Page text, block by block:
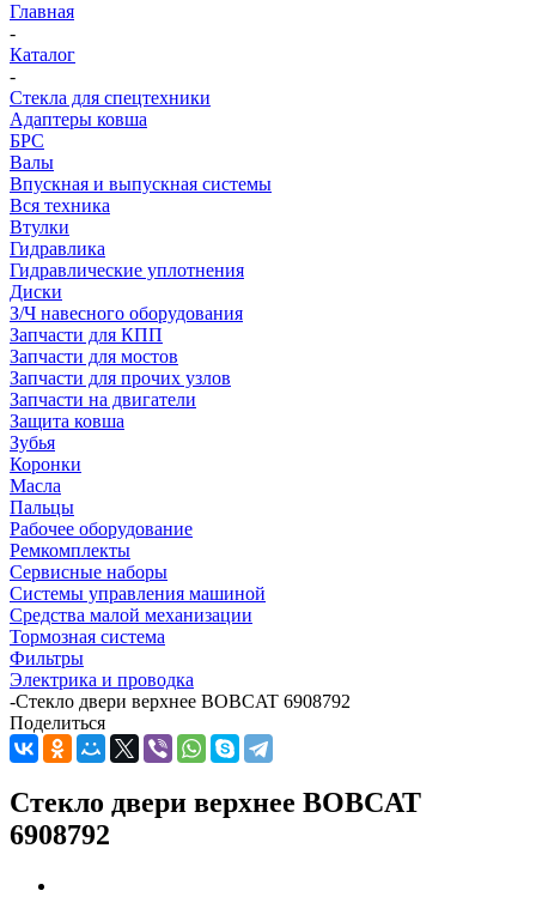
Главная
-
Каталог
-
Стекла для спецтехники
Адаптеры ковша
БРС
Валы
Впускная и выпускная системы
Вся техника
Втулки
Гидравлика
Гидравлические уплотнения
Диски
З/Ч навесного оборудования
Запчасти для КПП
Запчасти для мостов
Запчасти для прочих узлов
Запчасти на двигатели
Защита ковша
Зубья
Коронки
Масла
Пальцы
Рабочее оборудование
Ремкомплекты
Сервисные наборы
Системы управления машиной
Средства малой механизации
Тормозная система
Фильтры
Электрика и проводка
-Стекло двери верхнее BOBCAT 6908792
Поделиться
Стекло двери верхнее BOBCAT
6908792